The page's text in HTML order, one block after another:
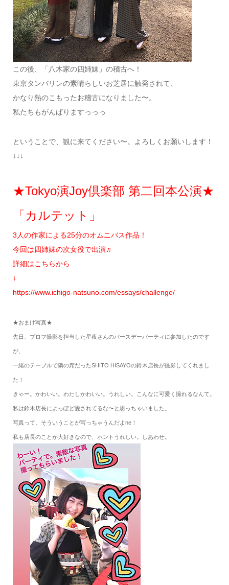
この後、「八木家の四姉妹」の稽古へ！
東京タンバリンの素晴らしいお芝居に触発されて、
かなり熱のこもったお稽古になりました〜。
私たちもがんばりますっっっ
ということで、観に来てください〜。よろしくお願いします！
↓↓↓
★Tokyo演Joy倶楽部 第二回本公演★
「カルテット」
3人の作家による25分のオムニバス作品！
今回は四姉妹の次女役で出演♬
詳細はこちらから
↓
https://www.ichigo-natsuno.com/essays/challenge/
★おまけ写真★
先日、プロフ撮影を担当した星夜さんのバースデーパーティに参加したのです
が、
一緒のテーブルで隣の席だったSHITO HISAYOの鈴木店長が撮影してくれまし
た！
きゃー。かわいい。わたしかわいい。うれしい。 こんなに可愛く撮れるなんて。
私は鈴木店長によっぽど愛されてるな〜と思っちゃいました。
写真って、そういうことが写っちゃうんだよne！
私も店長のことが大好きなので、ホントうれしい。しあわせ。